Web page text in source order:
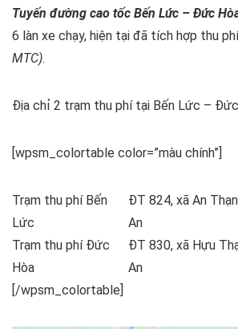
Tuyến đường cao tốc Bến Lức – Đức
6 làn xe chạy, hiện tại đã tích hợp thu
MTC).
Địa chỉ 2 trạm thu phí tại Bến Lức –
[wpsm_colortable color=”màu chính”]
Trạm thu phí Bến
Lức
ĐT 824, xã An
An
Trạm thu phí Đức
Hòa
ĐT 830, xã Hựu
An
[/wpsm_colortable]